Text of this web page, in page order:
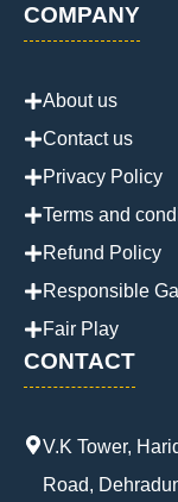
COMPANY
About us
Contact us
Privacy Policy
Terms and
Refund Policy
Responsible
Fair Play
CONTACT
V.K Tower,
Road,